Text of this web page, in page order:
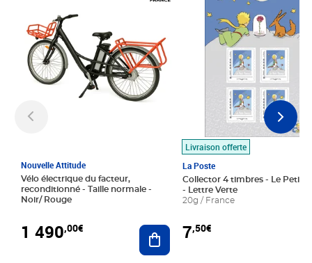
Nouvelle Attitude
Vélo électrique du facteur,
reconditionné - Taille normale -
Noir/ Rouge
1 490,00€ Ajouter au panier
Livraison offerte
La Poste
Collector 4 timbres - Le Petit
- Lettre Verte
20g / France
7,50€